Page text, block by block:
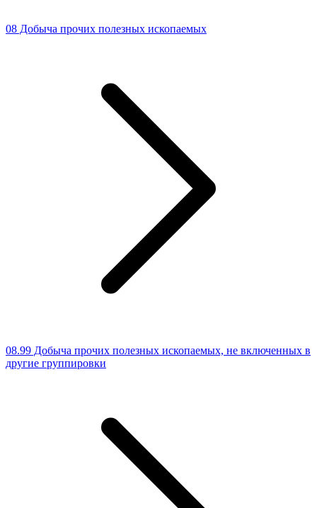
08 Добыча прочих полезных ископаемых
08.99 Добыча прочих полезных ископаемых, не включенных в
другие группировки